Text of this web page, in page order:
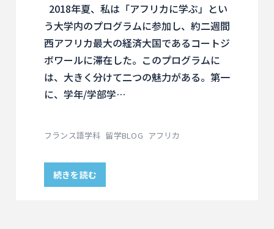
2018年夏、私は「アフリカに学ぶ」とい
う大学内のプログラムに参加し、約二週間
西アフリカ最大の経済大国であるコートジ
ボワールに滞在した。このプログラムに
は、大きく分けて二つの魅力がある。第一
に、学年/学部学…
フランス語学科 留学BLOG アフリカ
続きを読む